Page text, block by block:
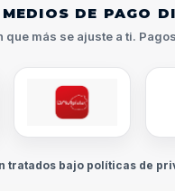
MEDIOS DE PAGO
que más se ajuste a ti.
tratados bajo políticas de